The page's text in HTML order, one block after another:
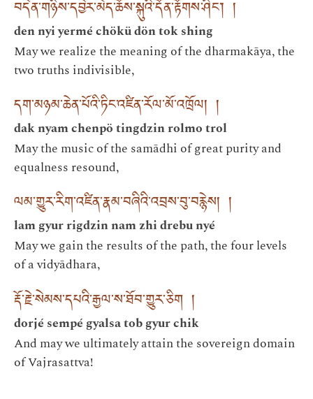
བདེན་གཉིས་དབྱེར་མེད་ཆོས་སྐུའི་དོན་རྟོགས་ཤིང་། །
den nyi yermé chökü dön tok shing
May we realize the meaning of the dharmakāya, the
two truths indivisible,
དག་མཉམ་ཆེན་པོའི་ཏིང་འཛིན་རོལ་མོ་འཁྲོལ། །
dak nyam chenpö tingdzin rolmo trol
May the music of the samādhi of great purity and
equalness resound,
ལམ་གྱུར་རིག་འཛིན་རྣམ་བཞིའི་འབྲས་བུ་བརྙེས། །
lam gyur rigdzin nam zhi drebu nyé
May we gain the results of the path, the four levels
of a vidyādhara,
རྡོ་རྗེ་སེམས་དཔའི་རྒྱལ་ས་ཐོབ་གྱུར་ཅིག །
dorjé sempé gyalsa tob gyur chik
And may we ultimately attain the sovereign domain
of Vajrasattva!